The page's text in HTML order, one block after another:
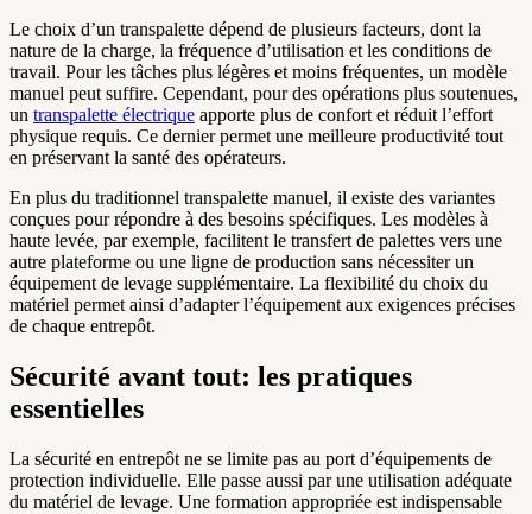
Le choix d’un transpalette dépend de plusieurs facteurs, dont la
nature de la charge, la fréquence d’utilisation et les conditions de
travail. Pour les tâches plus légères et moins fréquentes, un modèle
manuel peut suffire. Cependant, pour des opérations plus soutenues,
un transpalette électrique apporte plus de confort et réduit l’effort
physique requis. Ce dernier permet une meilleure productivité tout
en préservant la santé des opérateurs.
En plus du traditionnel transpalette manuel, il existe des variantes
conçues pour répondre à des besoins spécifiques. Les modèles à
haute levée, par exemple, facilitent le transfert de palettes vers une
autre plateforme ou une ligne de production sans nécessiter un
équipement de levage supplémentaire. La flexibilité du choix du
matériel permet ainsi d’adapter l’équipement aux exigences précises
de chaque entrepôt.
Sécurité avant tout: les pratiques
essentielles
La sécurité en entrepôt ne se limite pas au port d’équipements de
protection individuelle. Elle passe aussi par une utilisation adéquate
du matériel de levage. Une formation appropriée est indispensable